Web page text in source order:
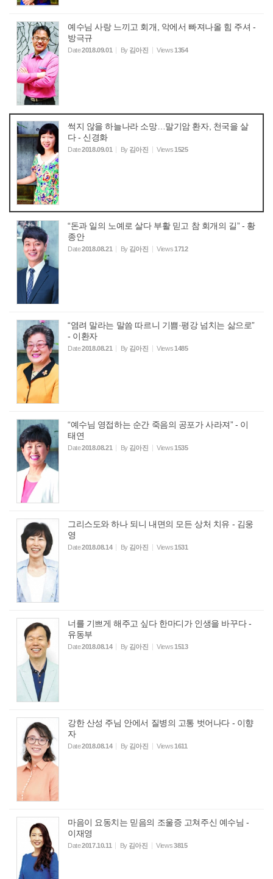
예수님 사랑 느끼고 회개, 악에서 빠져나올 힘 주셔 -
방극규
Date2018.09.01 By 김아진 Views1354
썩지 않을 하늘나라 소망…말기암 환자, 천국을 살
다 - 신경화
Date2018.09.01 By 김아진 Views1525
“돈과 일의 노예로 살다 부활 믿고 참 회개의 길” - 황
종안
Date2018.08.21 By 김아진 Views1712
“염려 말라는 말씀 따르니 기쁨·평강 넘치는 삶으로”
- 이환자
Date2018.08.21 By 김아진 Views1485
“예수님 영접하는 순간 죽음의 공포가 사라져” - 이
태연
Date2018.08.21 By 김아진 Views1535
그리스도와 하나 되니 내면의 모든 상처 치유 - 김웅
영
Date2018.08.14 By 김아진 Views1531
너를 기쁘게 해주고 싶다 한마디가 인생을 바꾸다 -
유동부
Date2018.08.14 By 김아진 Views1513
강한 산성 주님 안에서 질병의 고통 벗어나다 - 이향
자
Date2018.08.14 By 김아진 Views1611
마음이 요동치는 믿음의 조울증 고쳐주신 예수님 -
이재영
Date2017.10.11 By 김아진 Views3815